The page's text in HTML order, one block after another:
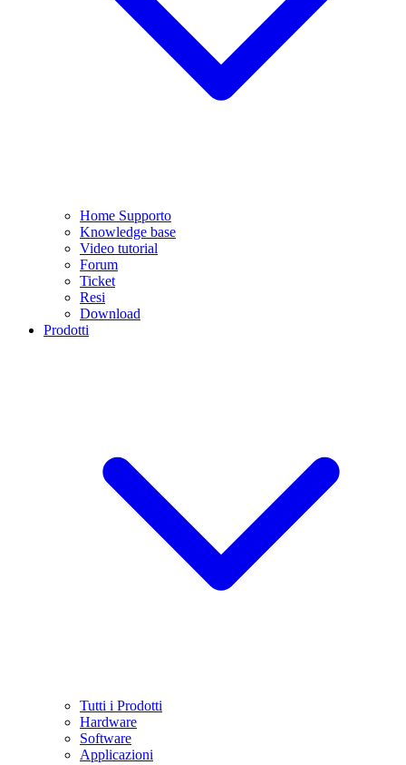
Home Supporto
Knowledge base
Video tutorial
Forum
Ticket
Resi
Download
Prodotti
Tutti i Prodotti
Hardware
Software
Applicazioni